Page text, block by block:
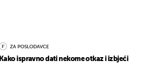
ZA POSLODAVCE
Kako ispravno dati nekome otkaz i izbjeći